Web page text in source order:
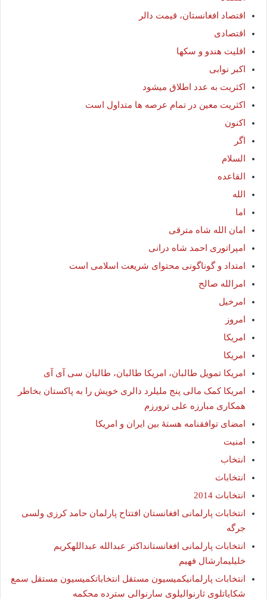
اقتصاد افغانستان، قیمت دالر
اقتصادی
اقلیت هندو و سکها
اکبر نوابی
اکثریت به عدد اطلاق میشود
اکثریت معین در تمام عرصه ها متداول است
اکنون
اگر
السلام
القاعده
الله
اما
امان الله شاه مترقی
امپراتوری احمد شاه درانی
امتداد و گوناگونی محتوای شریعت اسلامی است
امرالله صالح
امرخیل
امروز
امريكا
امریکا
امریکا تمویل طالبان، امریکا طالبان، طالبان سی آی آی
امریکا کمک مالی پنج ملیلرد دالری خویش را به پاکستان بخاطر
همکاری مبارزه علی ترورزم
امضای توافقنامه هستۀ بین ایران و امریکا
امنیت
انتخاب
انتخابات
انتخابات 2014
انتخابات پارلمانی افغانستان افتتاح پارلمان حامد کرزی ولسی
جرگه
انتخابات پارلمانی افغانستانداکتر عبدالله عبداللهکریم
خلیلیمارشال فهیم
انتخابات پارلمانیکمیسیون مستقل انتخاباتکمیسیون مستقل سمع
شکایاتلوی ثارنوالیلوی سارنوالی سترده محکمه